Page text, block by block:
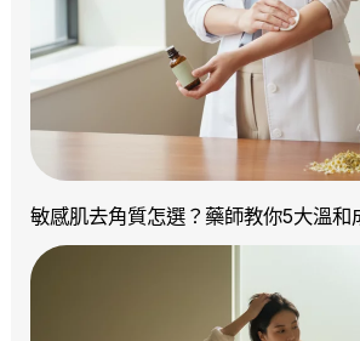
敏感肌去角質怎選？藥師教你5大溫和